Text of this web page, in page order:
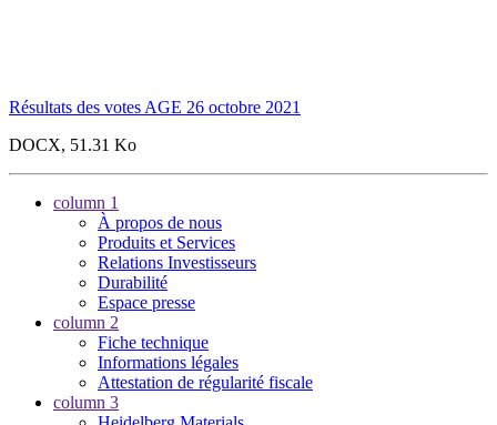
Résultats des votes AGE 26 octobre 2021
DOCX, 51.31 Ko
column 1
À propos de nous
Produits et Services
Relations Investisseurs
Durabilité
Espace presse
column 2
Fiche technique
Informations légales
Attestation de régularité fiscale
column 3